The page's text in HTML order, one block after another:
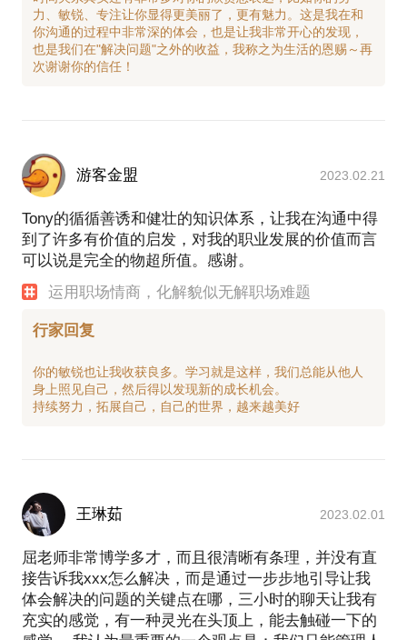
力、敏锐、专注让你显得更美丽了，更有魅力。这是我在和
你沟通的过程中非常深的体会，也是让我非常开心的发现，
也是我们在"解决问题"之外的收益，我称之为生活的恩赐～再
游客金盟 2023.02.21
Tony的循循善诱和健壮的知识体系，让我在沟通中得
到了许多有价值的启发，对我的职业发展的价值而言
可以说是完全的物超所值。感谢。
运用职场情商，化解貌似无解职场难题
行家回复
你的敏锐也让我收获良多。学习就是这样，我们总能从他人
身上照见自己，然后得以发现新的成长机会。
王琳茹 2023.02.01
屈老师非常博学多才，而且很清晰有条理，并没有直
接告诉我xxx怎么解决，而是通过一步步地引导让我
体会解决的问题的关键点在哪，三小时的聊天让我有
充实的感觉，有一种灵光在头顶上，能去触碰一下的